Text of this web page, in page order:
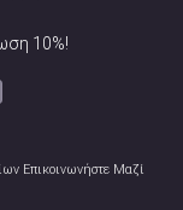
10%!
Επικοινωνήστε Μαζί